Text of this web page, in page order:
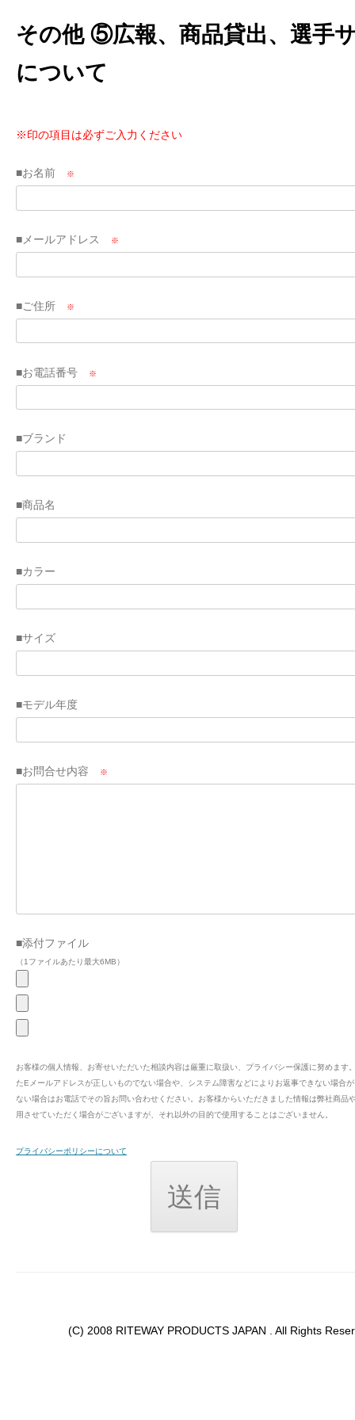
その他 ⑤広報、商品貸出、選手
について
※印の項目は必ずご入力ください
■お名前 ※
■メールアドレス ※
■ご住所 ※
■お電話番号 ※
■ブランド
■商品名
■カラー
■サイズ
■モデル年度
■お問合せ内容 ※
■添付ファイル
（1ファイルあたり最大6MB）
お客様の個人情報、お寄せいただいた相談内容は厳重に取扱い、プライバシー保護に努めます
たEメールアドレスが正しいものでない場合や、システム障害などによりお返事できない場合
ない場合はお電話でその旨お問い合わせください。お客様からいただきました情報は弊社商品
用させていただく場合がございますが、それ以外の目的で使用することはございません。
プライバシーポリシーについて
(C) 2008 RITEWAY PRODUCTS JAPAN . All Rights